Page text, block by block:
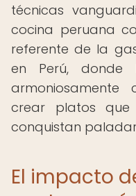
técnicas
cocina peruana
referente de la
en Perú, donde
crear platos que
conquistan
El impacto